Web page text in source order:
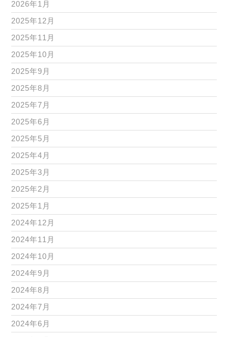
2026年1月
2025年12月
2025年11月
2025年10月
2025年9月
2025年8月
2025年7月
2025年6月
2025年5月
2025年4月
2025年3月
2025年2月
2025年1月
2024年12月
2024年11月
2024年10月
2024年9月
2024年8月
2024年7月
2024年6月